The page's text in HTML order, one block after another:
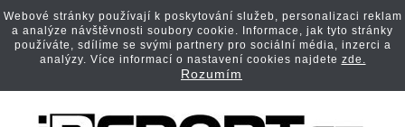
Webové stránky používají k poskytování služeb, personalizaci reklam
a analýze návštěvnosti soubory cookie. Informace, jak tyto stránky
používáte, sdílíme se svými partnery pro sociální média, inzerci a
analýzy. Více informací o nastavení cookies najdete zde.
Rozumím